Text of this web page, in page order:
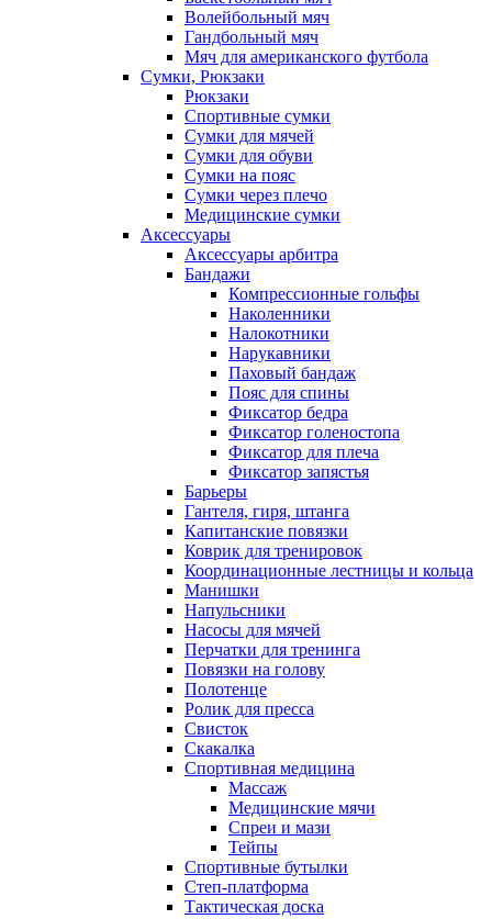
Волейбольный мяч
Гандбольный мяч
Мяч для американского футбола
Сумки, Рюкзаки
Рюкзаки
Спортивные сумки
Сумки для мячей
Сумки для обуви
Сумки на пояс
Сумки через плечо
Медицинские сумки
Аксессуары
Аксессуары арбитра
Бандажи
Компрессионные гольфы
Наколенники
Налокотники
Нарукавники
Паховый бандаж
Пояс для спины
Фиксатор бедра
Фиксатор голеностопа
Фиксатор для плеча
Фиксатор запястья
Барьеры
Гантеля, гиря, штанга
Капитанские повязки
Коврик для тренировок
Координационные лестницы и кольца
Манишки
Напульсники
Насосы для мячей
Перчатки для тренинга
Повязки на голову
Полотенце
Ролик для пресса
Свисток
Скакалка
Спортивная медицина
Массаж
Медицинские мячи
Спреи и мази
Тейпы
Спортивные бутылки
Степ-платформа
Тактическая доска